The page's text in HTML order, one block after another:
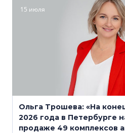
15 июля
Ольга Трошева: «На
2026 года в Петербурге
продаже 49 комплексов